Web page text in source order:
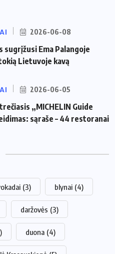
2026-06-08
sugrįžusi Ema Palangoje
Lietuvoje kavą
2026-06-05
„MICHELIN Guide
sąraše – 44 restoranai
(3) blynai (4)
daržovės (3)
duona (4)